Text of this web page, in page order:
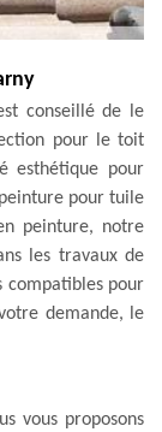
conseillé de le
pour le toit
esthétique pour
pour tuile
peinture, notre
les travaux de
compatibles pour
demande, le
vous proposons